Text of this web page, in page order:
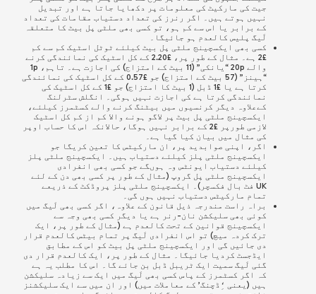
جیت کی مارکیٹ کی معلومات پر دکھایا جاتا ہے اور تبدیل
نہیں ہوتے ہیں۔ اگر رنرز کی تعداد دستیاب مقامات کی تعداد
کے برابر یا اس سے کم ہو، تو کسی بھی ملٹی پل بیٹ کا متعلقہ
لَیگ پلیس کالعدم ہو جائیگا۔
کسی بھی ایکسچینج ملٹی پل بیٹ کیلئے ٹوٹل اسٹیک کم سے کم
£2 ہے۔
مثال کے طور پر، £2.20 کے کل اسٹیک کی نمائندگی کرنے
والے 20p “یانکی” (11 بیٹ کے امتزاج) کی اجازت ہے۔ تاہم، 1p
“ہینز” (57 بیٹ کے امتزاج) جو £0.57 کے کل اسٹیک کی نمائندگی
کرتا ہے یا £1 ڈبل (1 بیٹ کا امتزاج) جو £1 کے کل اسٹیک کی
نمائندگی کرتا ہے کی اجازت نہیں ہوگی۔ انگلش سٹرلنگ
کےعلاوہ دیگر کرنسیوں میں بیٹنگ کرنے والے کسٹمرز کیلئے،
ایکسچینج ملٹی پل بیٹ پر لاگو ہونے والا کم از کم کل اسٹیک
لازمی طورپر £2 کے برابر نہیں ہوگا، حالانکہ اس کا حساب اوپر
کی مثال میں بیان کیا گیا ہے۔
اگر، اپنی صوابدید پر، ان مارکیٹس کا تعین کریگا جو
ایکسچینج ملٹی پلز کیلئے دستیاب ہیں۔ ایکسچینج ملٹی پلز
کیلئے دستیاب ایونٹس وہ ہوںگے جو کسی بھی انفرادی
ایکسچینج ملٹی پل گروپ (مثال کے طور پر کسی بھی دن کے لئے
UK فٹ بال فکسچر)۔ ایکسچینج ملٹی پلز پروڈکٹ کے ذریعے
تمام مارکیٹس دستیاب نہیں ہوں گی۔
براہ راست مندرجہ ذیل قانون کے علاوہ، اگر کسی بھی لَیگ میں
کوئی بھی سلیکشن نان-رنر ہے یا دیگر کسی بھی وجہ سے
ایکسچینج قوانین کے تحت کالعدم ہے (مثال کے طور پر، ایک
ترک کردہ میچ) تو اس انفرادی لَیگ پر تمام بیٹس کالعدم قرار
دی جائیں گی اور ایکسچینج ملٹی پل بیٹ کو اس کے مطابق
ایڈجسٹ کردیا جائیگا۔ مثال کے طور پر، ایک کالعدم قرار دی
گئی لَیگ سمیت ایک ٹریبل ڈبل بن جائے گا۔ اس کا مطلب یہ ہے
کہ اگر کسٹمرز کے پاس کسی بھی لَیگ میں ایک سے زیادہ سلیکشن
ہیں (یعنی ‘ِڈچنگ’ کے معاملات میں) اور ان میں سے ایک سلیکشنز